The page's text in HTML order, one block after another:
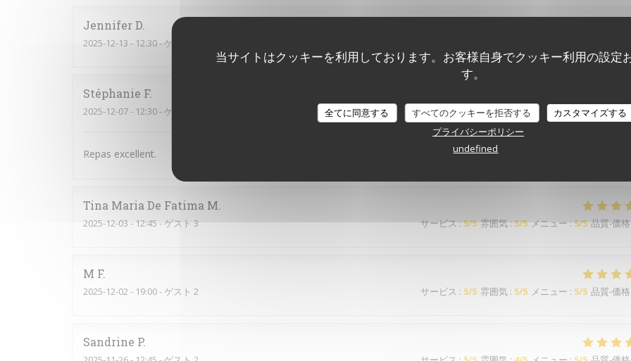
当サイトはクッキーを利用しております。お客様自身でクッキー利用の設定
す。
全てに同意する すべてのクッキーを拒否する
カスタマイズする
プライバシーポリシー
undefined
JenniferD
2025-12-13 - 12:30 - ゲスト 3
Stéphanie F
2025-12-07- 12:30 - ゲスト 3 サービス : 5/5 雰囲気:4/5 メニュー: 5/5 品質-価格
Repas excellent.
Tina Maria De Fatima M
2025-12-03 - 12:45 - ゲスト 3 サービス:5/5 雰囲気:5/5 メニュー:5/5 品質-価格
M F
2025-12-02 - 19:00 - ゲスト 2 サービス : 5/5 雰囲気 : 5/5 メニュー : 5/5 品質-価格
Sandrine P